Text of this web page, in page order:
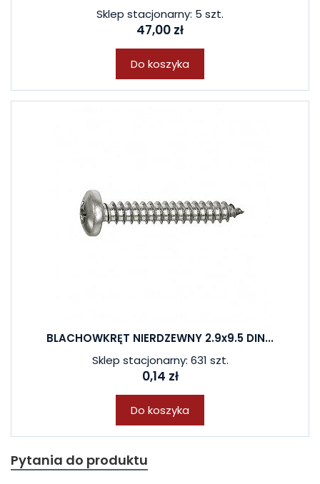
Sklep stacjonarny: 5 szt.
47,00 zł
Do koszyka
BLACHOWKRĘT NIERDZEWNY 2.9x9.5 DIN...
Sklep stacjonarny: 631 szt.
0,14 zł
Do koszyka
Pytania do produktu